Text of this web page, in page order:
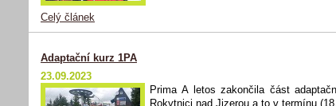
Celý článek
Adaptační kurz 1PA
23.09.2023
Prima A letos zakončila část
Rokytnici nad Jizerou a to v termínu